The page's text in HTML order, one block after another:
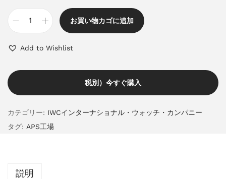
お買い物カゴに追加
Add to Wishlist
税別）今すぐ購入
カテゴリー: IWCインターナショナル・ウォッチ・カンパニー
タグ: APS工場
説明